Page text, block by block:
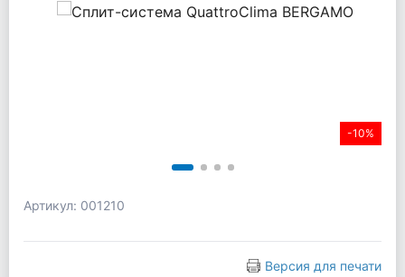
-10%
Артикул: 001210
Версия для печати